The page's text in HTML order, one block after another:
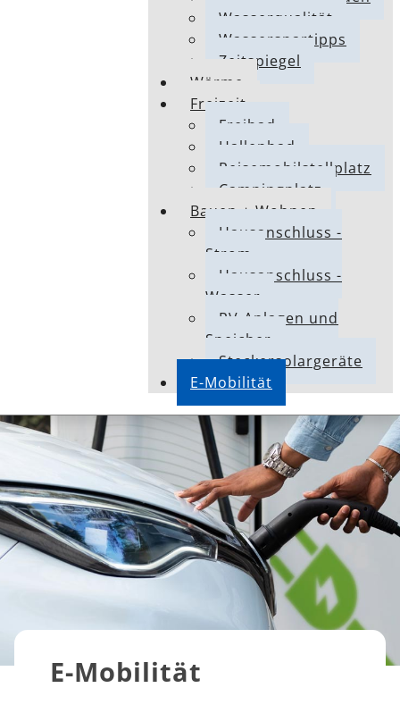
Wasserqualität
Wasserspartipps
Zeitspiegel
Wärme
Freizeit
Freibad
Hallenbad
Reisemobilstellplatz
Campingplatz
Bauen + Wohnen
Hausanschluss -
Strom
Hausanschluss -
Wasser
PV-Anlagen und
Speicher
Steckersolargeräte
E-Mobilität
E-Mobilität